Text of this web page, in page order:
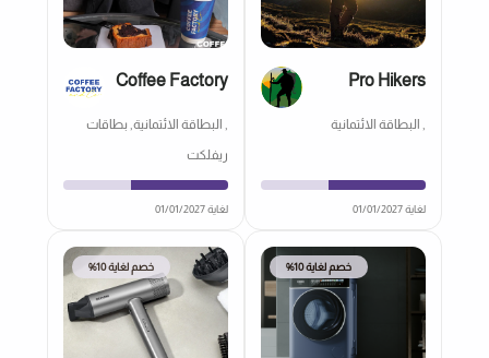
Pro Hikers
, البطاقة الائتمانية
لغاية 01/01/2027
Coffee Factory
, البطاقة الائتمانية, بطاقات
ريفلكت
لغاية 01/01/2027
خصم لغاية 10% خصم لغاية 10%